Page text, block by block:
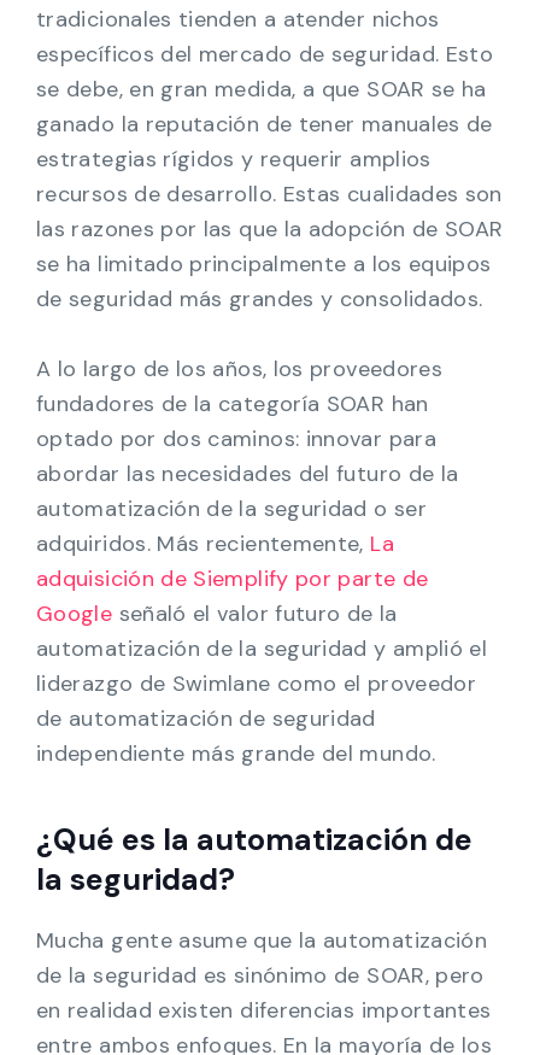
tradicionales tienden a atender nichos
específicos del mercado de seguridad. Esto
se debe, en gran medida, a que SOAR se ha
ganado la reputación de tener manuales de
estrategias rígidos y requerir amplios
recursos de desarrollo. Estas cualidades son
las razones por las que la adopción de SOAR
se ha limitado principalmente a los equipos
de seguridad más grandes y consolidados.
A lo largo de los años, los proveedores
fundadores de la categoría SOAR han
optado por dos caminos: innovar para
abordar las necesidades del futuro de la
automatización de la seguridad o ser
adquiridos. Más recientemente, La
adquisición de Siemplify por parte de
Google señaló el valor futuro de la
automatización de la seguridad y amplió el
liderazgo de Swimlane como el proveedor
de automatización de seguridad
independiente más grande del mundo.
¿Qué es la automatización de
la seguridad?
Mucha gente asume que la automatización
de la seguridad es sinónimo de SOAR, pero
en realidad existen diferencias importantes
entre ambos enfoques. En la mayoría de los